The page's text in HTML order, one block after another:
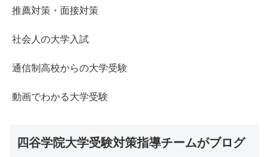
推薦対策・面接対策
社会人の大学入試
通信制高校からの大学受験
動画でわかる大学受験
四谷学院大学受験対策指導チームがブログ